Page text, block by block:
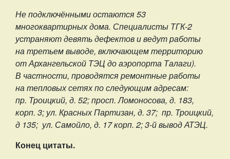
Не подключёнными остаются 53
многоквартирных дома. Специалисты ТГК-2
устраняют девять дефектов и ведут работы
на третьем выводе, включающем территорию
от Архангельской ТЭЦ до аэропорта Талаги).
В частности, проводятся ремонтные работы
на тепловых сетях по следующим адресам:
пр. Троицкий, д. 52; просп. Ломоносова, д. 183,
корп. 3; ул. Красных Партизан, д. 37; пр. Троицкий,
д 135; ул. Самойло, д. 17 корп. 2; 3-й вывод АТЭЦ.
Конец цитаты.